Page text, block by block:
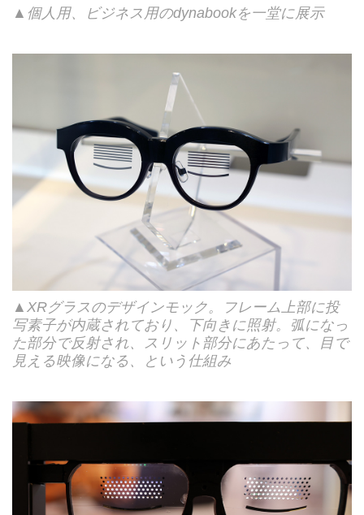
▲個人用、ビジネス用のdynabookを一堂に展示
▲XRグラスのデザインモック。フレーム上部に投
写素子が内蔵されており、下向きに照射。弧になっ
た部分で反射され、スリット部分にあたって、目で
見える映像になる、という仕組み